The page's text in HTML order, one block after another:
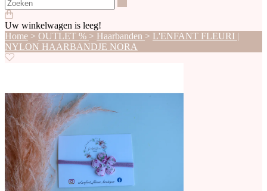
Uw winkelwagen is leeg!
Home > OUTLET % > Haarbanden > L'ENFANT FLEURI |
NYLON HAARBANDJE NORA